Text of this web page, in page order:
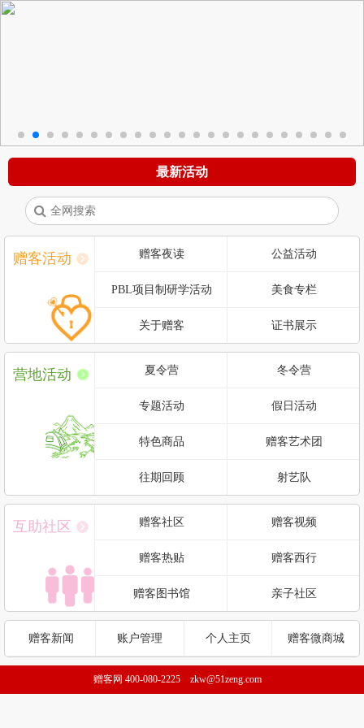
最新活动
赠客活动 赠客夜读 公益活动
PBL项目制研学活动 美食专栏
关于赠客 证书展示
营地活动 夏令营 冬令营
专题活动 假日活动
特色商品 赠客艺术团
往期回顾 射艺队
互助社区 赠客社区 赠客视频
赠客热贴 赠客西行
赠客图书馆 亲子社区
赠客新闻 账户管理 个人主页 赠客微商城
赠客网 400-080-2225 zkw@51zeng.com